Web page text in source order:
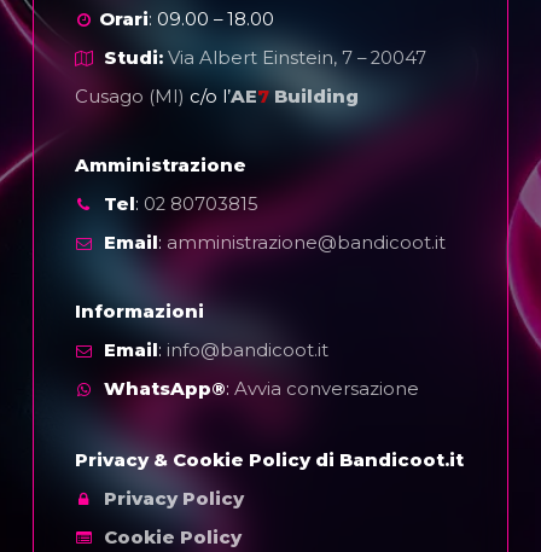
Orari: 09.00 – 18.00
Studi: Via Albert Einstein, 7 – 20047
Cusago (MI) c/o l’AE7Building
Amministrazione
Tel: 02 80703815
Email: amministrazione@bandicoot.it
Informazioni
Email: info@bandicoot.it
WhatsApp®: Avvia conversazione
Privacy & Cookie Policy di Bandicoot.it
Privacy Policy
Cookie Policy